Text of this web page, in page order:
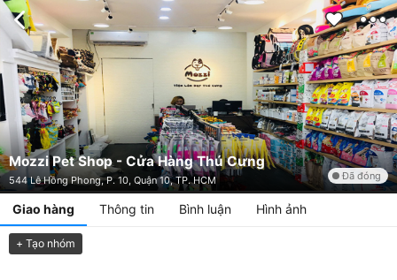
Mozzi Pet Shop - Cửa Hàng Thú Cưng
544 Lê Hồng Phong, P. 10, Quận 10, TP. HCM Đã đóng
Giao hàng Thông tin Bình luận Hình ảnh
+ Tạo nhóm